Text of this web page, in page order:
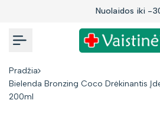
Nuolaidos iki -
Pradžia
Bielenda Bronzing Coco Drėkinantis
200ml